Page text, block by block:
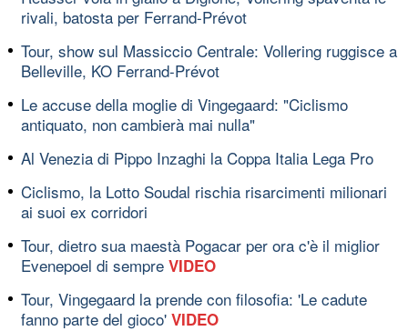
rivali, batosta per Ferrand-Prévot
Tour, show sul Massiccio Centrale: Vollering ruggisce a
Belleville, KO Ferrand-Prévot
Le accuse della moglie di Vingegaard: "Ciclismo
antiquato, non cambierà mai nulla"
Al Venezia di Pippo Inzaghi la Coppa Italia Lega Pro
Ciclismo, la Lotto Soudal rischia risarcimenti milionari
ai suoi ex corridori
Tour, dietro sua maestà Pogacar per ora c'è il miglior
Evenepoel di sempre VIDEO
Tour, Vingegaard la prende con filosofia: 'Le cadute
fanno parte del gioco' VIDEO